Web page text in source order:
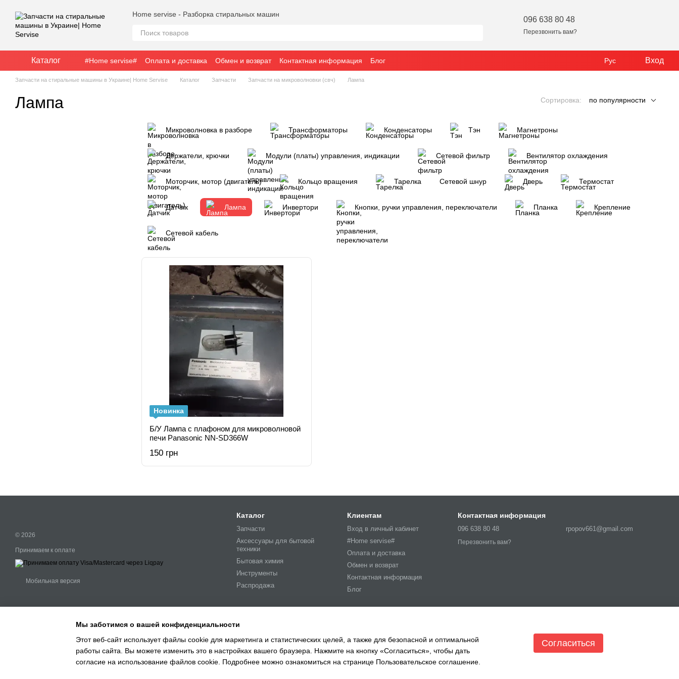
Home servise - Разборка стиральных машин
096 638 80 48
Перезвонить вам?
Каталог #Home servise# Оплата и доставка Обмен и возврат Контактная информация Блог Рус Вход
Запчасти на стиральные машины в Украине| Home Servise Каталог Запчасти Запчасти на микроволновки (свч) Лампа
Лампа Сортировка: по популярности
Микроволновка в разборе Трансформаторы Конденсаторы Тэн Магнетроны
Держатели, крючки Модули (платы) управления, индикации Сетевой фильтр Вентилятор охлаждения
Моторчик, мотор (двигатель) Кольцо вращения Тарелка Сетевой шнур Дверь Термостат
Датчик Лампа Инвертори Кнопки, ручки управления, переключатели Планка Крепление
Сетевой кабель
Новинка
Б/У Лампа с плафоном для микроволновой
печи Panasonic NN-SD366W
150 грн
© 2026
Принимаем к оплате
Мобильная версия
Каталог
Запчасти
Аксессуары для бытовой
техники
Бытовая химия
Инструменты
Распродажа
Клиентам
Вход в личный кабинет
#Home servise#
Оплата и доставка
Обмен и возврат
Контактная информация
Блог
Контактная информация
096 638 80 48
Перезвонить вам?
rpopov661@gmail.com
Мы заботимся о вашей конфиденциальности
Этот веб-сайт использует файлы cookie для маркетинга и статистических целей, а также для безопасной и оптимальной
работы сайта. Вы можете изменить это в настройках вашего браузера. Нажмите на кнопку «Согласиться», чтобы дать
согласие на использование файлов cookie. Подробнее можно ознакомиться на странице Пользовательское соглашение
Согласиться